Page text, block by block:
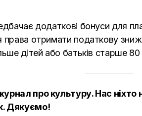
додаткові бонуси для
отримати податкову
дітей або батьків старше 80
про культуру. Нас ніхто
Дякуємо!